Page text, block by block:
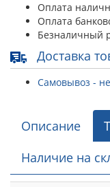
Оплата
Оплата
Безналичный
Доставка
Самовывоз -
Описание
Наличие на